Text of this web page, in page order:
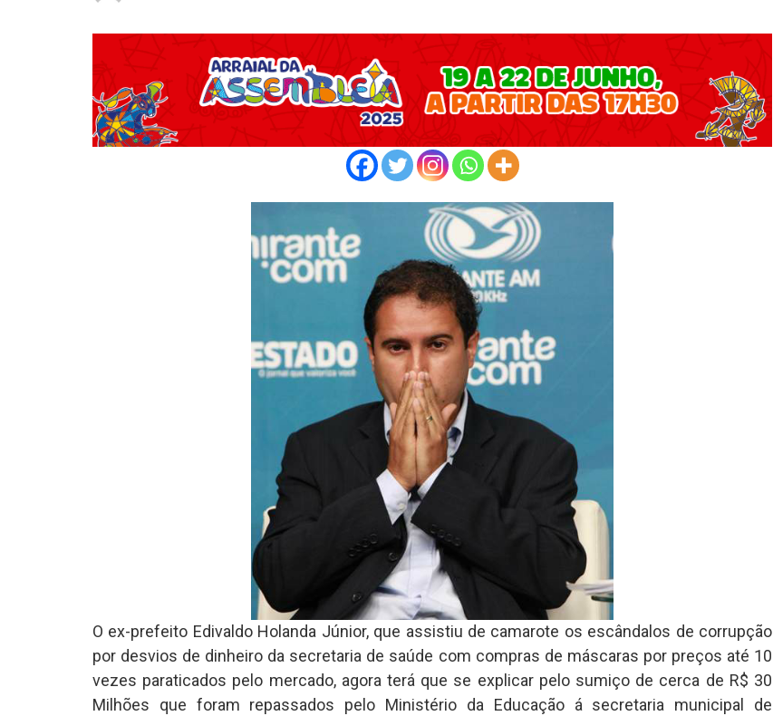
O ex-prefeito Edivaldo Holanda Júnior, que assistiu de camarote os escândalos de corrupção
por desvios de dinheiro da secretaria de saúde com compras de máscaras por preços até 10
vezes paraticados pelo mercado, agora terá que se explicar pelo sumiço de cerca de R$ 30
Milhões que foram repassados pelo Ministério da Educação á secretaria municipal de